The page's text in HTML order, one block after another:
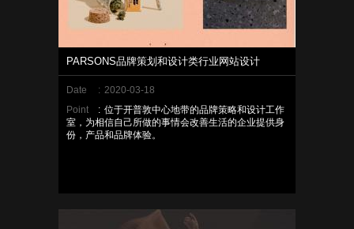
PARSONS品牌策划和设计类行业网站设计
Date : 2020-03-18
Point
: 位于开普敦中心地带的品牌策略和设计工作
室，为相信自己所做的事情会改善生活的企业提供身
份，产品和品牌体验。